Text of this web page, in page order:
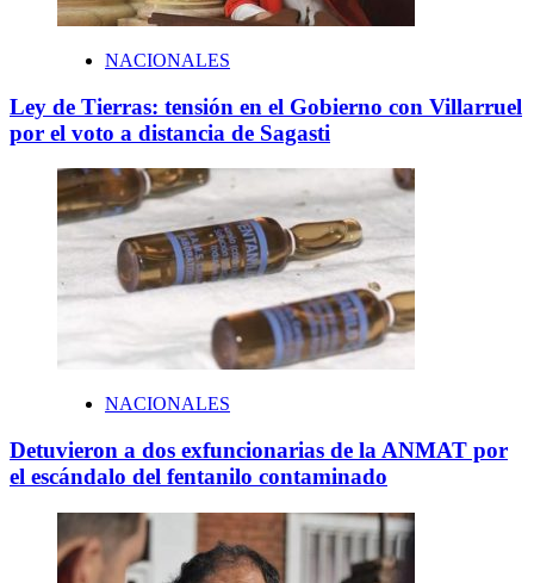
NACIONALES
Ley de Tierras: tensión en el Gobierno con Villarruel
por el voto a distancia de Sagasti
NACIONALES
Detuvieron a dos exfuncionarias de la ANMAT por
el escándalo del fentanilo contaminado